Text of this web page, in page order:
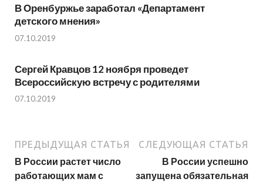
В Оренбуржье заработал «Департамент
детского мнения»
07.10.2019
Сергей Кравцов 12 ноября проведет
Всероссийскую встречу с родителями
07.10.2019
ПРЕДЫДУЩАЯ СТАТЬЯ
В России растет число
работающих мам с
СЛЕДУЮЩАЯ СТАТЬЯ
В России успешно
запущена обязательная